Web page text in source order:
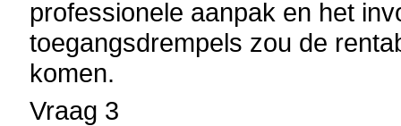
professionele aanpak en het
toegangsdrempels zou de
komen.
Vraag 3